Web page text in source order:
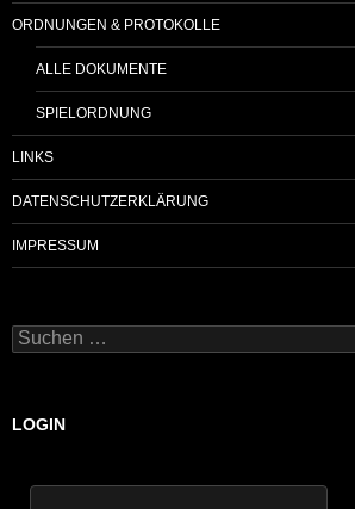
ORDNUNGEN & PROTOKOLLE
ALLE DOKUMENTE
SPIELORDNUNG
LINKS
DATENSCHUTZERKLÄRUNG
IMPRESSUM
Suchen
nach:
LOGIN